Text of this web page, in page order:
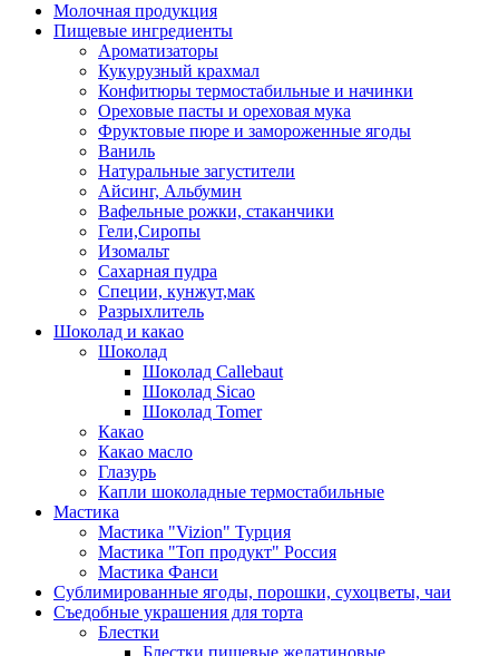
Молочная продукция
Пищевые ингредиенты
Ароматизаторы
Кукурузный крахмал
Конфитюры термостабильные и начинки
Ореховые пасты и ореховая мука
Фруктовые пюре и замороженные ягоды
Ваниль
Натуральные загустители
Айсинг, Альбумин
Вафельные рожки, стаканчики
Гели,Сиропы
Изомальт
Сахарная пудра
Специи, кунжут,мак
Разрыхлитель
Шоколад и какао
Шоколад
Шоколад Callebaut
Шоколад Sicao
Шоколад Tomer
Какао
Какао масло
Глазурь
Капли шоколадные термостабильные
Мастика
Мастика "Vizion" Турция
Мастика "Топ продукт" Россия
Мастика Фанси
Сублимированные ягоды, порошки, сухоцветы, чаи
Съедобные украшения для торта
Блестки
Блестки пищевые желатиновые